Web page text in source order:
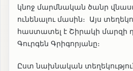
կնոջ մարմնական ծանր
ունենալու մասին։ Այս
հաստատել է Շիրակի
Գուրգեն Գրիգորյանը։
Ըստ նախնական